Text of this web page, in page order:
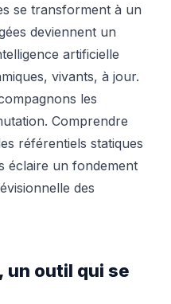
se transforment à un
deviennent un
artificielle
vivants, à jour.
les
Comprendre
référentiels statiques
éclaire un fondement
des
un outil qui se